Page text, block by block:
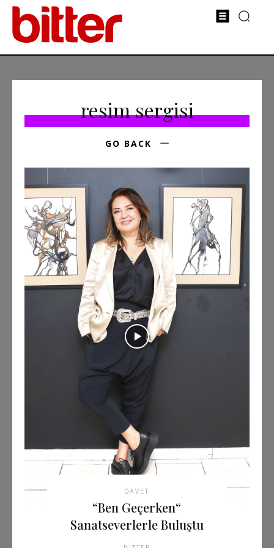
resim sergisi
GO BACK
DAVET
“Ben Geçerken“
Sanatseverlerle Buluştu